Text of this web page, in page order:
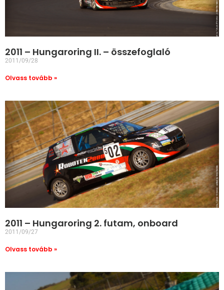
2011 – Hungaroring II. – összefoglaló
2011/09/28
Olvass tovább »
2011 – Hungaroring 2. futam, onboard
2011/09/27
Olvass tovább »